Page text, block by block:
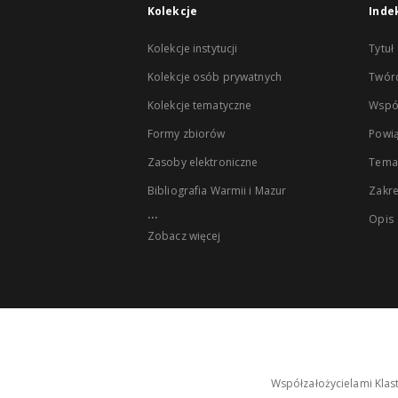
Kolekcje
Kolekcje instytucji
Kolekcje osób prywatnych
Kolekcje tematyczne
Formy zbiorów
Zasoby elektroniczne
Bibliografia Warmii i Mazur
...
Zobacz więcej
Tytuł
Opis
Współzałożycielami